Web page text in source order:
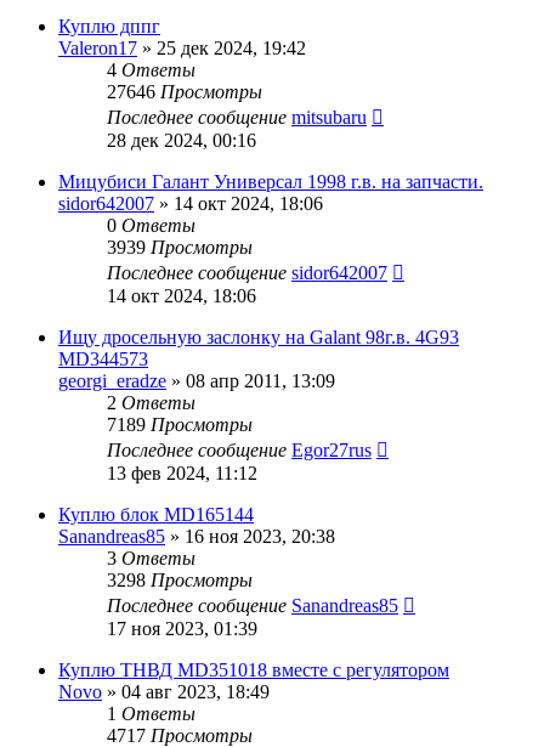
Куплю дппг
Valeron17 » 25 дек 2024, 19:42
4 Ответы
27646 Просмотры
Последнее сообщение mitsubaru
28 дек 2024, 00:16
Мицубиси Галант Универсал 1998 г.в. на запчасти.
sidor642007 » 14 окт 2024, 18:06
0 Ответы
3939 Просмотры
Последнее сообщение sidor642007
14 окт 2024, 18:06
Ищу дросельную заслонку на Galant 98г.в. 4G93
MD344573
georgi_eradze » 08 апр 2011, 13:09
2 Ответы
7189 Просмотры
Последнее сообщение Egor27rus
13 фев 2024, 11:12
Куплю блок MD165144
Sanandreas85 » 16 ноя 2023, 20:38
3 Ответы
3298 Просмотры
Последнее сообщение Sanandreas85
17 ноя 2023, 01:39
Куплю ТНВД MD351018 вместе с регулятором
Novo » 04 авг 2023, 18:49
1 Ответы
4717 Просмотры